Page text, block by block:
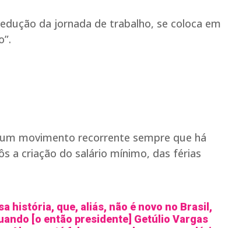
da jornada de trabalho, se coloca em
movimento recorrente sempre que há
a criação do salário mínimo, das férias
história, que, aliás, não é novo no Brasil,
[o então presidente] Getúlio Vargas